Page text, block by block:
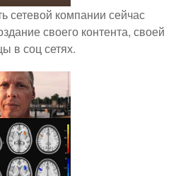
сетевой компании сейчас
своего контента, своей
в соц сетях.